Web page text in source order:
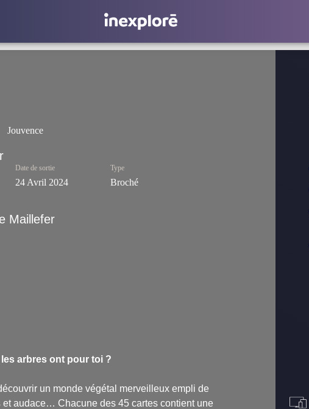
Jouvence
Date de sortie
24 Avril 2024
Type
Broché
Maillefer
arbres ont pour toi ?
un monde végétal merveilleux empli de
audace… Chacune des 45 cartes contient une